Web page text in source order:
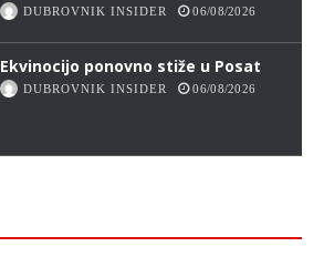
DUBROVNIK INSIDER 06/08/2026
Ekvinocijo ponovno stiže u Posat
DUBROVNIK INSIDER 06/08/2026